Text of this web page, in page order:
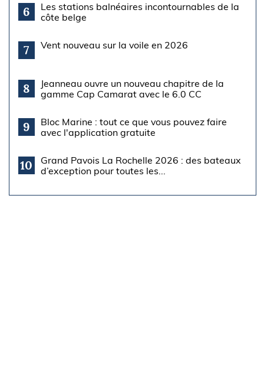
6
Les stations balnéaires incontournables de la
côte belge
7 Vent nouveau sur la voile en 2026
8
Jeanneau ouvre un nouveau chapitre de la
gamme Cap Camarat avec le 6.0 CC
9
Bloc Marine : tout ce que vous pouvez faire
avec l'application gratuite
10
Grand Pavois La Rochelle 2026 : des bateaux
d’exception pour toutes les...